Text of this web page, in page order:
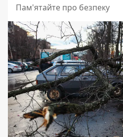
Пам'ятайте про безпеку